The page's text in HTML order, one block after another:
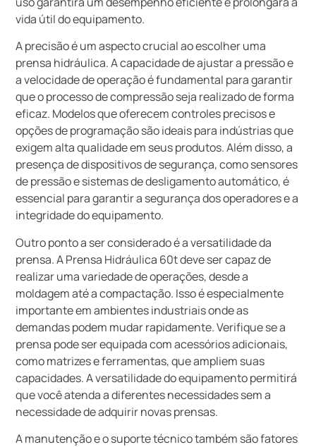
vida útil do equipamento.
A precisão é um aspecto crucial ao escolher uma
prensa hidráulica. A capacidade de ajustar a pressão e
a velocidade de operação é fundamental para garantir
que o processo de compressão seja realizado de forma
eficaz. Modelos que oferecem controles precisos e
opções de programação são ideais para indústrias que
exigem alta qualidade em seus produtos. Além disso, a
presença de dispositivos de segurança, como sensores
de pressão e sistemas de desligamento automático, é
essencial para garantir a segurança dos operadores e a
integridade do equipamento.
Outro ponto a ser considerado é a versatilidade da
prensa. A Prensa Hidráulica 60t deve ser capaz de
realizar uma variedade de operações, desde a
moldagem até a compactação. Isso é especialmente
importante em ambientes industriais onde as
demandas podem mudar rapidamente. Verifique se a
prensa pode ser equipada com acessórios adicionais,
como matrizes e ferramentas, que ampliem suas
capacidades. A versatilidade do equipamento permitirá
que você atenda a diferentes necessidades sem a
necessidade de adquirir novas prensas.
A manutenção e o suporte técnico também são fatores